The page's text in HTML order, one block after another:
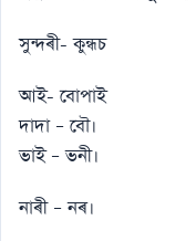
সুন্দৰী- কুন্ধচ
আই- বােপাই
দাদা – বৌ।
ভাই – ভনী।
নাৰী – নৰ।